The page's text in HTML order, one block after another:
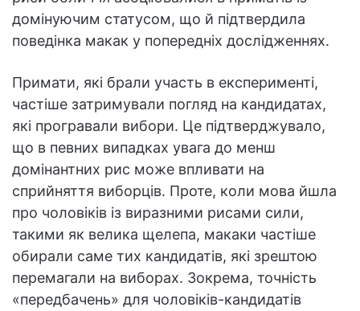
домінуючим статусом, що й підтвердила
поведінка макак у попередніх дослідженнях.
Примати, які брали участь в експерименті,
частіше затримували погляд на кандидатах,
які програвали вибори. Це підтверджувало,
що в певних випадках увага до менш
домінантних рис може впливати на
сприйняття виборців. Проте, коли мова йшла
про чоловіків із виразними рисами сили,
такими як велика щелепа, макаки частіше
обирали саме тих кандидатів, які зрештою
перемагали на виборах. Зокрема, точність
«передбачень» для чоловіків-кандидатів